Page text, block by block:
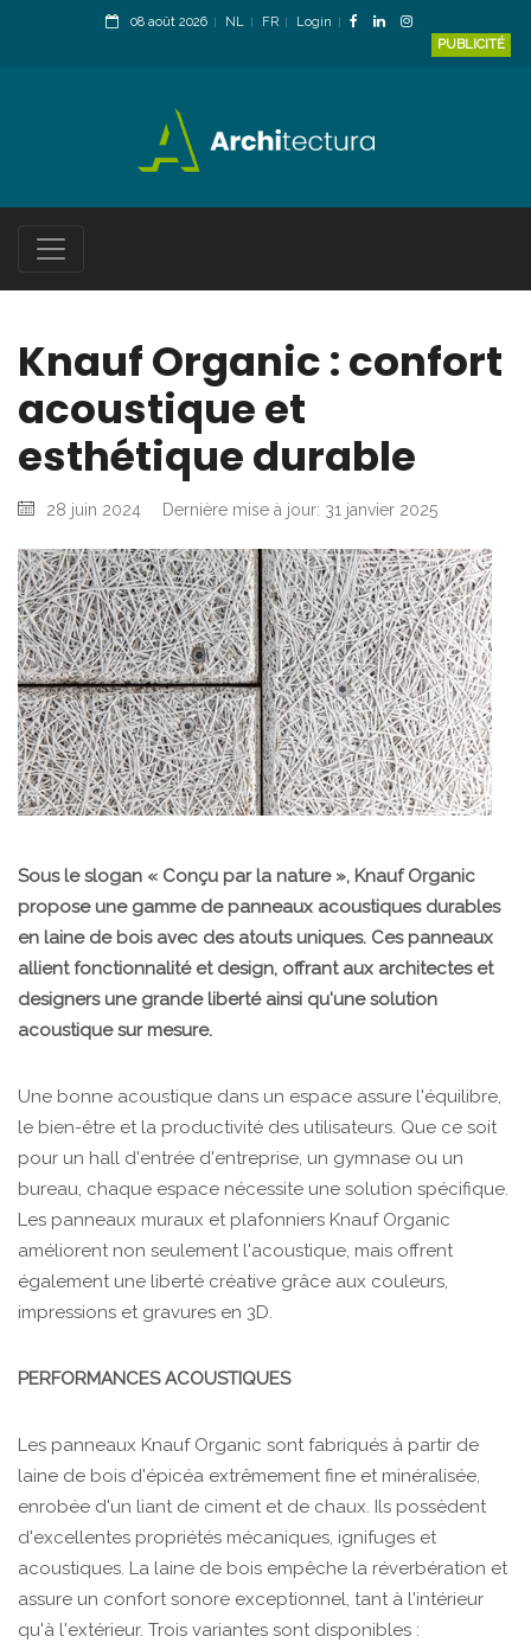
08 août 2026 NL FR
Login
PUBLICITÉ
Knauf Organic : confort
acoustique et
esthétique durable
28 juin 2024 Dernière mise à jour: 31 janvier 2025
Sous le slogan « Conçu par la nature », Knauf Organic
propose une gamme de panneaux acoustiques durables
en laine de bois avec des atouts uniques. Ces panneaux
allient fonctionnalité et design, offrant aux architectes et
designers une grande liberté ainsi qu'une solution
acoustique sur mesure.
Une bonne acoustique dans un espace assure l'équilibre,
le bien-être et la productivité des utilisateurs. Que ce soit
pour un hall d'entrée d'entreprise, un gymnase ou un
bureau, chaque espace nécessite une solution spécifique.
Les panneaux muraux et plafonniers Knauf Organic
améliorent non seulement l'acoustique, mais offrent
également une liberté créative grâce aux couleurs,
impressions et gravures en 3D.
PERFORMANCES ACOUSTIQUES
Les panneaux Knauf Organic sont fabriqués à partir de
laine de bois d'épicéa extrêmement fine et minéralisée,
enrobée d'un liant de ciment et de chaux. Ils possèdent
d'excellentes propriétés mécaniques, ignifuges et
acoustiques. La laine de bois empêche la réverbération et
assure un confort sonore exceptionnel, tant à l'intérieur
qu'à l'extérieur. Trois variantes sont disponibles :